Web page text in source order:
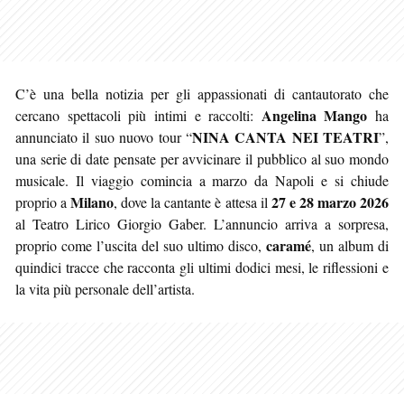
C’è una bella notizia per gli appassionati di cantautorato che
cercano spettacoli più intimi e raccolti: Angelina Mango ha
annunciato il suo nuovo tour “NINA CANTA NEI TEATRI”,
una serie di date pensate per avvicinare il pubblico al suo mondo
musicale. Il viaggio comincia a marzo da Napoli e si chiude
proprio aMilano, dove la cantante è attesa il 27 e 28 marzo 2026
al Teatro Lirico Giorgio Gaber. L’annuncio arriva a sorpresa,
proprio come l’uscita del suo ultimo disco, caramé, un album di
quindici tracce che racconta gli ultimi dodici mesi, le riflessioni e
la vita più personale dell’artista.